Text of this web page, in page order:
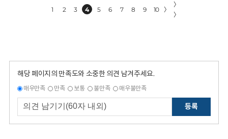
1 2 3 4 5 6 7 8 9 10 〉
〉
〉
해당 페이지의 만족도와 소중한 의견 남겨주세요.
매우만족 만족 보통 불만족 매우불만족
등록